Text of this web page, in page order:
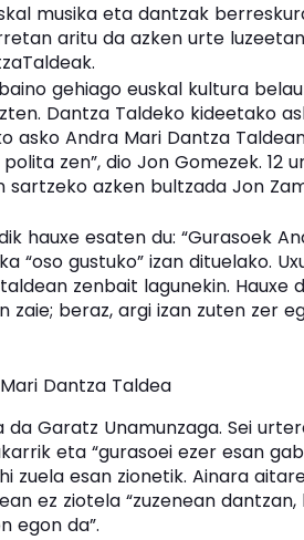
musika eta dantzak
aritu da azken urte
gehiago euskal kultura
Dantza Taldeko kideetako
asko Andra Mari Dantza
zen”, dio Jon Gomezek.
sartzeko azken bultzada Jon
hauxe esaten du: “Gurasoek
“oso gustuko” izan dituelako.
zenbait lagunekin. Hauxe
zaie; beraz, argi izan zuten zer
Dantza Taldea
da Garatz Unamunzaga. Sei
eta “gurasoei ezer esan
zuela esan zionetik. Ainara
ez ziotela “zuzenean
egon da”.